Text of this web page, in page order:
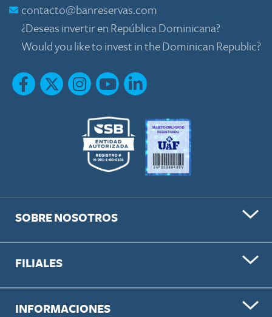
contacto@banreservas.com
¿Deseas invertir en República Dominicana?
Would you like to invest in the Dominican Republic?
SOBRE NOSOTROS
FILIALES
INFORMACIONES